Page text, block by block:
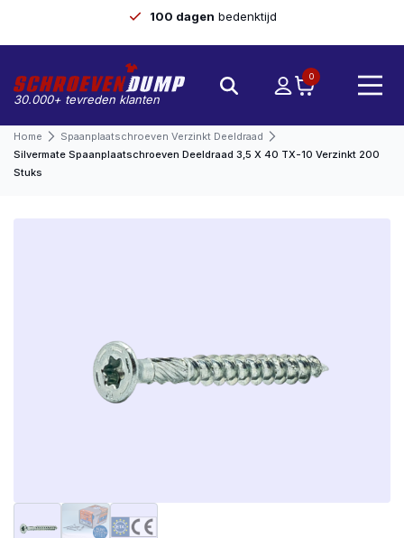
100 dagen bedenktijd
30.000+ tevreden klanten
0
Home
Spaanplaatschroeven Verzinkt Deeldraad
Silvermate Spaanplaatschroeven Deeldraad 3,5 X 40 TX-10 Verzinkt 200
Stuks